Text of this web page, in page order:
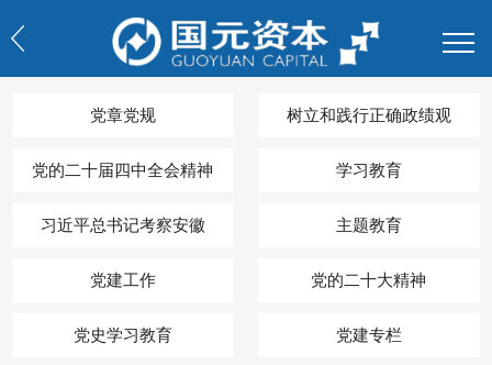
党章党规 树立和践行正确政绩观
党的二十届四中全会精神 学习教育
习近平总书记考察安徽 主题教育
党建工作 党的二十大精神
党史学习教育 党建专栏